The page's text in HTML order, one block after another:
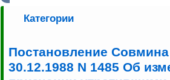
Категории
Постановление
30.12.1988 N 1485 Об